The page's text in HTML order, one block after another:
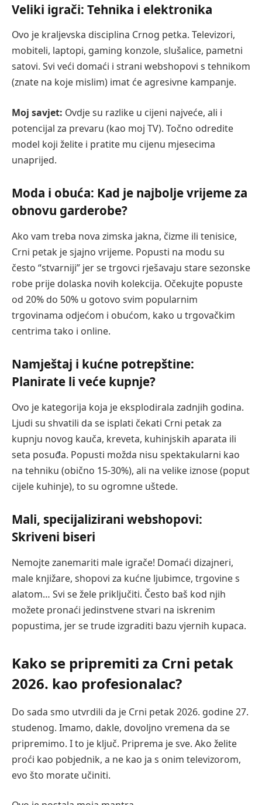
Veliki igrači: Tehnika i elektronika
Ovo je kraljevska disciplina Crnog petka. Televizori,
mobiteli, laptopi, gaming konzole, slušalice, pametni
satovi. Svi veći domaći i strani webshopovi s tehnikom
(znate na koje mislim) imat će agresivne kampanje.
Moj savjet: Ovdje su razlike u cijeni najveće, ali i
potencijal za prevaru (kao moj TV). Točno odredite
model koji želite i pratite mu cijenu mjesecima
unaprijed.
Moda i obuća: Kad je najbolje vrijeme za
obnovu garderobe?
Ako vam treba nova zimska jakna, čizme ili tenisice,
Crni petak je sjajno vrijeme. Popusti na modu su
često “stvarniji” jer se trgovci rješavaju stare sezonske
robe prije dolaska novih kolekcija. Očekujte popuste
od 20% do 50% u gotovo svim popularnim
trgovinama odjećom i obućom, kako u trgovačkim
centrima tako i online.
Namještaj i kućne potrepštine:
Planirate li veće kupnje?
Ovo je kategorija koja je eksplodirala zadnjih godina.
Ljudi su shvatili da se isplati čekati Crni petak za
kupnju novog kauča, kreveta, kuhinjskih aparata ili
seta posuđa. Popusti možda nisu spektakularni kao
na tehniku (obično 15-30%), ali na velike iznose (poput
cijele kuhinje), to su ogromne uštede.
Mali, specijalizirani webshopovi:
Skriveni biseri
Nemojte zanemariti male igrače! Domaći dizajneri,
male knjižare, shopovi za kućne ljubimce, trgovine s
alatom… Svi se žele priključiti. Često baš kod njih
možete pronaći jedinstvene stvari na iskrenim
popustima, jer se trude izgraditi bazu vjernih kupaca.
Kako se pripremiti za Crni petak
2026. kao profesionalac?
Do sada smo utvrdili da je Crni petak 2026. godine 27.
studenog. Imamo, dakle, dovoljno vremena da se
pripremimo. I to je ključ. Priprema je sve. Ako želite
proći kao pobjednik, a ne kao ja s onim televizorom,
evo što morate učiniti.